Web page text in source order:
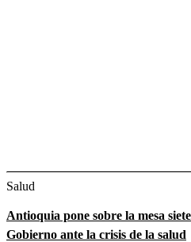
Salud
Antioquia pone sobre la mesa
Gobierno ante la crisis de la salud